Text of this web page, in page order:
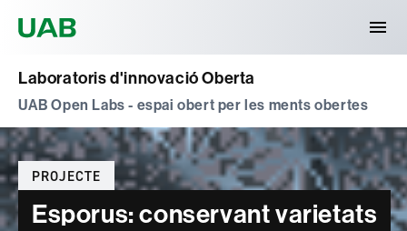
Laboratoris d'innovació Oberta
UAB Open Labs - espai obert per les ments obertes
Categories
PROJECTE
Esporus: conservant varietats